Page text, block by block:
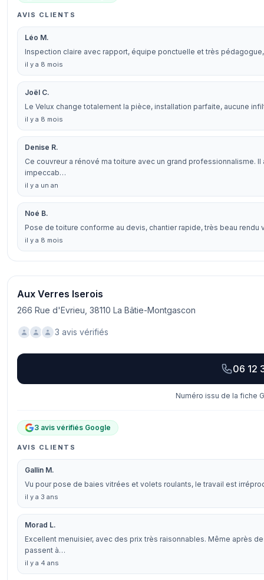
AVIS CLIENTS
Léo M.
Inspection claire avec rapport, équipe ponctuelle et très
il y a 8 mois
Joël C.
Le Velux change totalement la pièce, installation parfaite, aucune
il y a 8 mois
Denise R.
Ce couvreur a rénové ma toiture avec un grand professionnalisme.
impeccab…
il y a un an
Noé B.
Pose de toiture conforme au devis, chantier rapide, très beau rendu
il y a 8 mois
Aux Verres Iserois
266 Rue d'Evrieu, 38110 La Bâtie-Montgascon
3 avis vérifiés
06 12
Numéro issu de la fiche
3 avis vérifiés Google
AVIS CLIENTS
Gallin M.
Vu pour pose de baies vitrées et volets roulants, le travail est
il y a 3 ans
Morad L.
Excellent menuisier, avec des prix très raisonnables. Même après
passent à…
il y a 4 ans